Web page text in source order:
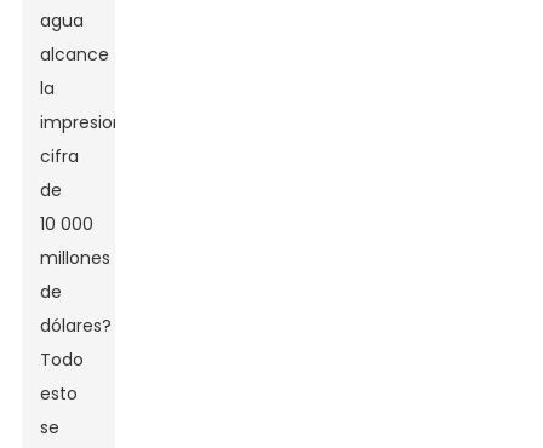
agua
alcance
la
impresionante
cifra
de
10 000
millones
de
dólares?
Todo
esto
se